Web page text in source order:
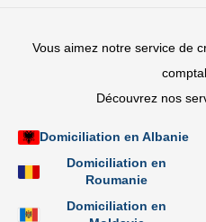
Vous aimez notre service de
Découvrez nos
Domiciliation en Albanie
Domiciliation en
Roumanie
Domiciliation en